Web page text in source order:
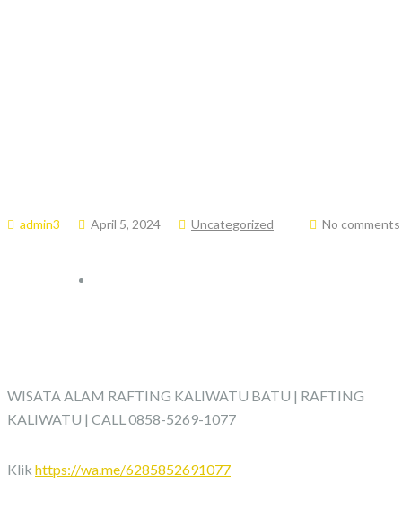
admin3 April 5, 2024 Uncategorized No comments
WISATA ALAM RAFTING KALIWATU BATU | RAFTING
KALIWATU | CALL 0858-5269-1077
Klik https://wa.me/6285852691077